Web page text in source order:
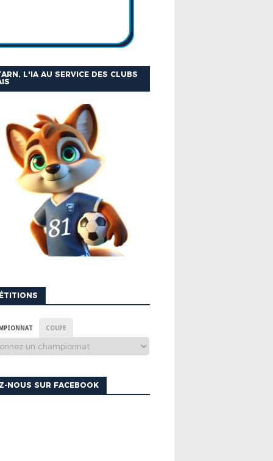
L'IA AU SERVICE DES CLUBS
COUPE
NOUS SUR FACEBOOK